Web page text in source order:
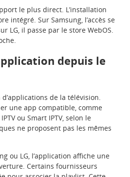
le plus direct. L’installation
intégré. Sur Samsung, l’accès se
LG, il passe par le store WebOS.
depuis le
de la télévision.
une app compatible, comme
ou Smart IPTV, selon le
ne proposent pas les mêmes
ou LG, l’application affiche une
Certains fournisseurs